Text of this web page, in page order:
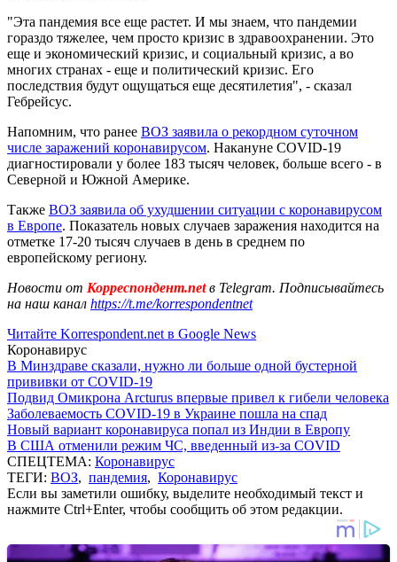
"Эта пандемия все еще растет. И мы знаем, что пандемии
гораздо тяжелее, чем просто кризис в здравоохранении. Это
еще и экономический кризис, и социальный кризис, а во
многих странах - еще и политический кризис. Его
последствия будут ощущаться еще десятилетия", - сказал
Гебрейсус.
Напомним, что ранее ВОЗ заявила о рекордном суточном
числе заражений коронавирусом. Накануне COVID-19
диагностировали у более 183 тысяч человек, больше всего - в
Северной и Южной Америке.
Также ВОЗ заявила об ухудшении ситуации с коронавирусом
в Европе. Показатель новых случаев заражения находится на
отметке 17-20 тысяч случаев в день в среднем по
европейскому региону.
Новости от Корреспондент.netв Telegram. Подписывайтесь
на наш канал https://t.me/korrespondentnet
Читайте Korrespondent.net в Google News
Коронавирус
В Минздраве сказали, нужно ли больше одной бустерной
прививки от COVID-19
Подвид Омикрона Arcturus впервые привел к гибели человека
Заболеваемость COVID-19 в Украине пошла на спад
Новый вариант коронавируса попал из Индии в Европу
В США отменили режим ЧС, введенный из-за COVID
СПЕЦТЕМА: Коронавирус
ТЕГИ: ВОЗ, пандемия, Коронавирус
Если вы заметили ошибку, выделите необходимый текст и
нажмите Ctrl+Enter, чтобы сообщить об этом редакции.